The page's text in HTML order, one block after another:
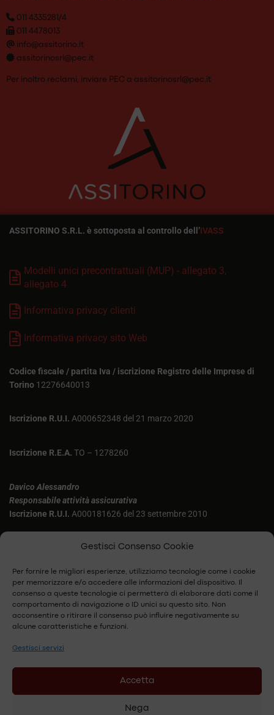
Gestisci Consenso Cookie
Per fornire le migliori esperienze, utilizziamo tecnologie come i cookie
per memorizzare e/o accedere alle informazioni del dispositivo. Il
consenso a queste tecnologie ci permetterà di elaborare dati come il
comportamento di navigazione o ID unici su questo sito. Non
acconsentire o ritirare il consenso può influire negativamente su
alcune caratteristiche e funzioni.
Gestisci servizi
Accetta
Nega
011 4335281/4
011 4478013
info@assitorino.it
assitorinosrl@pec.it
Per inoltro reclami, inviare PEC a assitorinosrl@pec.it
ASSITORINO S.R.L. è sottoposta al controllo dell’IVASS
Modelli unici precontrattuali (MUP) - allegato 3,
allegato 4
Informativa privacy clienti
Informativa privacy sito Web
Codice fiscale / partita Iva / iscrizione Registro delle Imprese di
Torino 12276640013
Iscrizione R.U.I. A000652348 del 21 marzo 2020
Iscrizione R.E.A. TO – 1278260
Davico Alessandro
Responsabile attività assicurativa
Iscrizione R.U.I. A000181626 del 23 settembre 2010
Agenzia 6149 Di Allianz Next S.p.A.
Sede legale: Piazza Tre Torri 3 – 20145 Milano (MI)
Sede legale ed amministrativa: Corso Libertà 53 – 41018 San
Agenzia 39773 di Unipol Assicurazioni S.p.A.
Sede legale: Via Stalingrado 45 – 40128 Bologna (BO)